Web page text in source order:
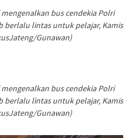
bus cendekia Polri
berlalu lintas untuk pelajar, Kamis
Gunawan)
bus cendekia Polri
berlalu lintas untuk pelajar, Kamis
Gunawan)